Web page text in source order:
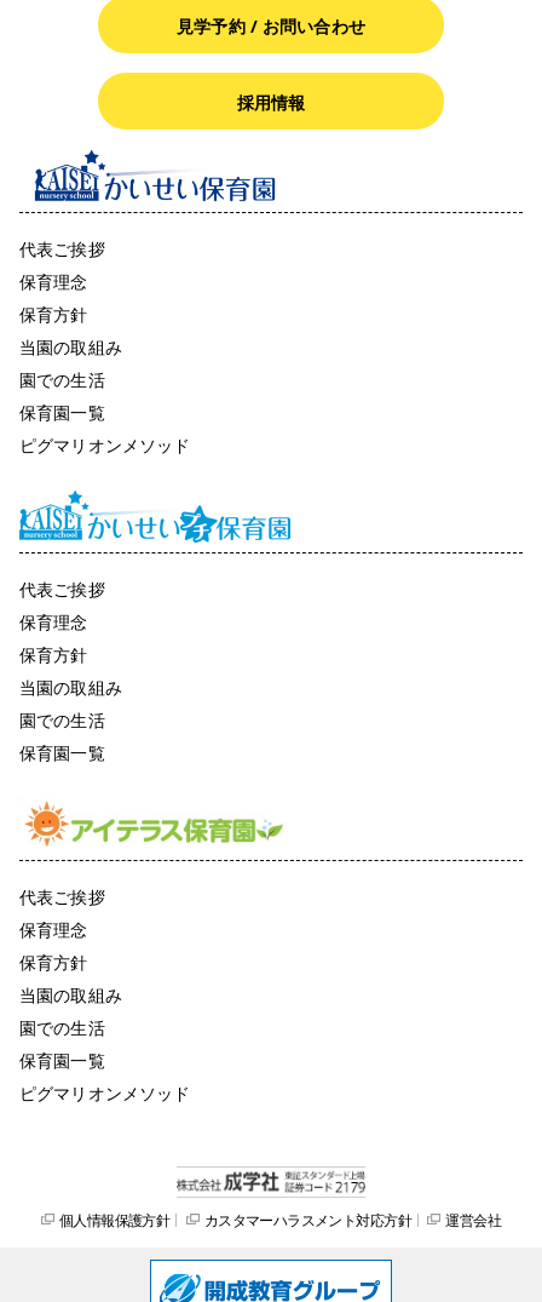
見学予約 / お問い合わせ
採用情報
代表ご挨拶
保育理念
保育方針
当園の取組み
園での生活
保育園一覧
ピグマリオンメソッド
代表ご挨拶
保育理念
保育方針
当園の取組み
園での生活
保育園一覧
代表ご挨拶
保育理念
保育方針
当園の取組み
園での生活
保育園一覧
ピグマリオンメソッド
個人情報保護方針 カスタマーハラスメント対応方針 運営会社